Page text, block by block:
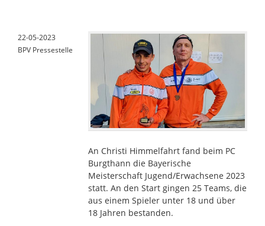
An Christi Himmelfahrt fand beim PC
Burgthann die Bayerische
Meisterschaft Jugend/Erwachsene 2023
statt. An den Start gingen 25 Teams, die
aus einem Spieler unter 18 und über
18 Jahren bestanden.
22-05-2023
BPV Pressestelle